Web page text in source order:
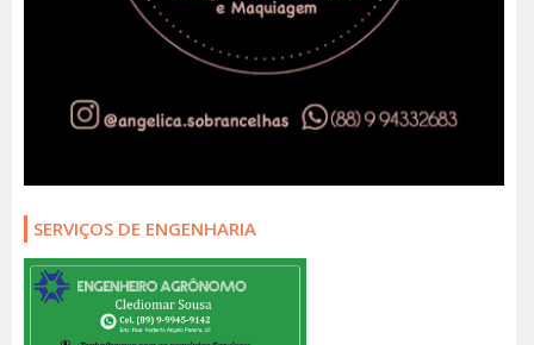
SERVIÇOS DE ENGENHARIA